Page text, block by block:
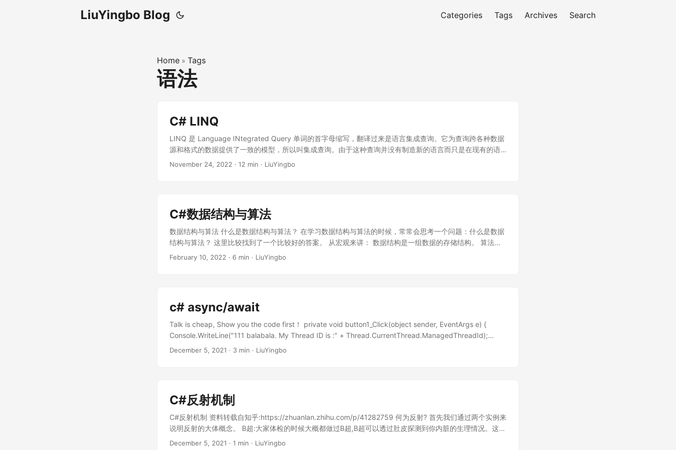
LiuYingbo Blog Categories Tags Archives Search
Home » Tags
语法
C# LINQ
LINQ 是 Language INtegrated Query 单词的首字母缩写，翻译过来是语言集成查询。它为查询跨各种数据
源和格式的数据提供了一致的模型，所以叫集成查询。由于这种查询并没有制造新的语言而只是在现有的语
言基础上来实现，所以叫语言集成查询。 基础 在 C# 中，从功能上 LINQ 可分为两类：LINQ to Object 和
LINQ 可以分为： SQL风格：语法和 SQL 相似，部分复杂查询用 SQL 风格语义会更清晰明了，比如
SelectMany 和 Join 查询。SQL 风格的可读性有绝对优势，但不支持全部标准 LINQ 函数，不支持自定义函
数。纯粹的语法糖。 函数风格：以 C# 扩展方法的方式实现，扩展方法即可以是标准库提供的也可以是自己
实现的，完全的原生编程风格，编译后的代码都是函数调用。支持全部标准 LINQ 函数和任何自定义函数。
随着查询复杂度的提高，可读性不如 SQL 风格。 感谢 @coredx 的纠正。 ...
November 24, 2022 · 12 min · LiuYingbo
C#数据结构与算法
数据结构与算法 什么是数据结构与算法？ 在学习数据结构与算法的时候，常常会思考一个问题：什么是数据
结构与算法？ 这里比较找到了一个比较好的答案。 从宏观来讲： 数据结构是一组数据的存储结构。 算法就
是操作数据的方法。 数据结构为算法服务，算法要作用在特定的数据结构中。 从狭义上来讲，就是数据结构
不是设计模式本身，而是 23 种设计模式所遵循的 SOLID 原则，即六大设计原则，而开发者一开始最应该掌
握的是六大设计原则，而不是设计模式，六大设计原则是核心，而 23 种设计模式算是 23 种对于六大设计原
则的案例一样，一定要先搞清楚这一点。否则学习就会事倍功半，当然如果有一定的编码经验再去学设计模
式更好一些。 学习数据结构与算法也是一样的，数据结构与算法的核心是时间复杂度和空间复杂度，就像对
于设计模式中的六大设计原则一样，掌握了时间复杂度和空间复杂度的评估，那么剩下的经典的常用的数据
的数据结构 比较有名的基础框架，都柔和了很多基础数据解耦股和算法的设计思想 阅读源码的时候可以减少
阻碍（比如遇到一些算法的实现） 提高编程能力 思维提升 简历上可以写一个精通数据结构与算法 数据结构
与算法是不是高智商开发者的专属？ 当然不是，数据结构与算法的常用的知识点不多，而且也不需要高智
商。重点还是熟能生巧。 数据结构与算法学科的解决问题重点是什么？ 更省更快地存储和处理数据的问题 时
间复杂度 时间复杂度的定义很简单： 算法的执行时间与数据规模之间的增长关系 时间复杂度的全称其实叫
February 10, 2022 · 6 min · LiuYingbo
c# async/await
Talk is cheap, Show you the code first！ private void button1_Click(object sender, EventArgs e) {
Console.WriteLine("111 balabala. My Thread ID is :" + Thread.CurrentThread.ManagedThreadId);
AsyncMethod(); Console.WriteLine("222 balabala. My Thread ID is :" +
return } //这个函数就是一个耗时函数，可能是IO操作，也可能是cpu密集型工作。 private Task<string>
TimeConsumingMethod() { var task = Task.Run(()=> { Console.WriteLine("Helo I am
TimeConsumingMethod. My Thread ID is :" + Thread.CurrentThread.ManagedThreadId);
Thread.Sleep(5000); Console.WriteLine("Helo I am TimeConsumingMethod after Sleep(5000). My
Thread ID is :" + Thread.CurrentThread.ManagedThreadId); return "Hello I am
December 5, 2021 · 3 min · LiuYingbo
C#反射机制
C#反射机制 资料转载自知乎:https://zhuanlan.zhihu.com/p/41282759 何为反射? 首先我们通过两个实例来
说明反射的大体概念。 B超:大家体检的时候大概都做过B超,B超可以透过肚皮探测到你内脏的生理情况。这是
如何做到的呢?B超是B型超声波,它可以透过肚皮通过向你体内发射B型超声波,当超声波遇到内脏壁的时候就
December 5, 2021 · 1 min · LiuYingbo